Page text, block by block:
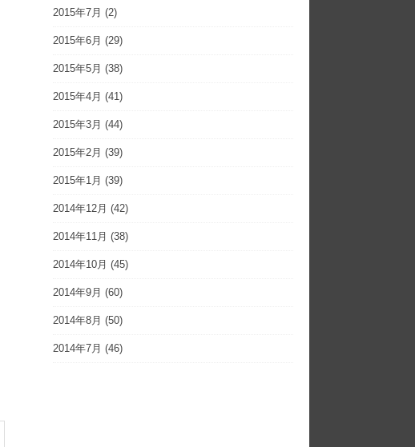
2015年7月 (2)
2015年6月 (29)
2015年5月 (38)
2015年4月 (41)
2015年3月 (44)
2015年2月 (39)
2015年1月 (39)
2014年12月 (42)
2014年11月 (38)
2014年10月 (45)
2014年9月 (60)
2014年8月 (50)
2014年7月 (46)